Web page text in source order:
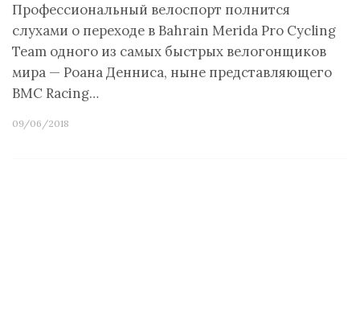
Профессиональный велоспорт полнится
слухами о переходе в Bahrain Merida Pro Cycling
Team одного из самых быстрых велогонщиков
мира — Роана Денниса, ныне представляющего
BMC Racing…
09/06/2018